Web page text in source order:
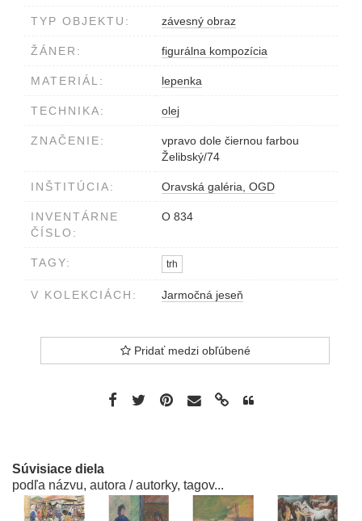
TYP OBJEKTU: závesný obraz
ŽÁNER: figurálna kompozícia
MATERIÁL: lepenka
TECHNIKA: olej
ZNAČENIE:
vpravo dole čiernou farbou
Želibský/74
INŠTITÚCIA: Oravská galéria, OGD
INVENTÁRNE
ČÍSLO:
O 834
TAGY: trh
V KOLEKCIÁCH: Jarmočná jeseň
Pridať medzi obľúbené
Súvisiace diela
podľa názvu, autora / autorky, tagov...